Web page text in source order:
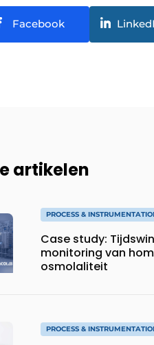
Facebook
artikelen
PROCESS &
Case study:
monitoring van
osmolaliteit
PROCESS &